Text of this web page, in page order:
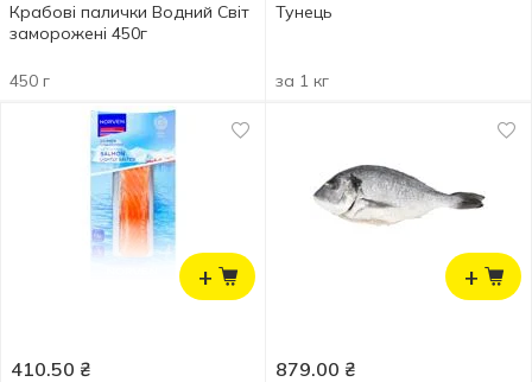
Крабові палички Водний Світ
заморожені 450г
450 г
Тунець
за 1 кг
+
410.50 ₴
+
879.00 ₴